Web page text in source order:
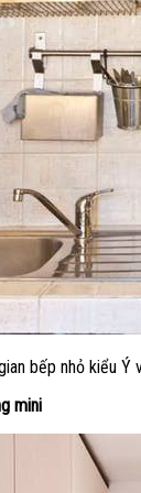
bếp nhỏ kiểu
mini